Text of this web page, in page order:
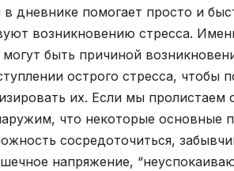
дневнике помогает просто и
возникновению стресса.
быть причиной
острого стресса, чтобы
их. Если мы пролистаем
что некоторые основные
сосредоточиться,
напряжение,